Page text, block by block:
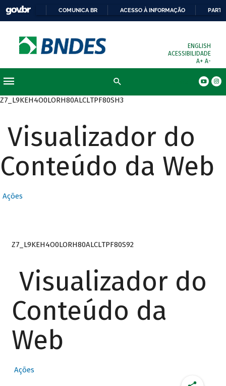
COMUNICA BR ACESSO À INFORMAÇÃO
ENGLISH
ACESSIBILIDADE
A+ A-
Z7_L9KEH4O0LORH80ALCLTPF80SH3
Visualizador do
Conteúdo da Web
Ações
Z7_L9KEH4O0LORH80ALCLTPF80S92
Visualizador do
Conteúdo da
Web
Ações